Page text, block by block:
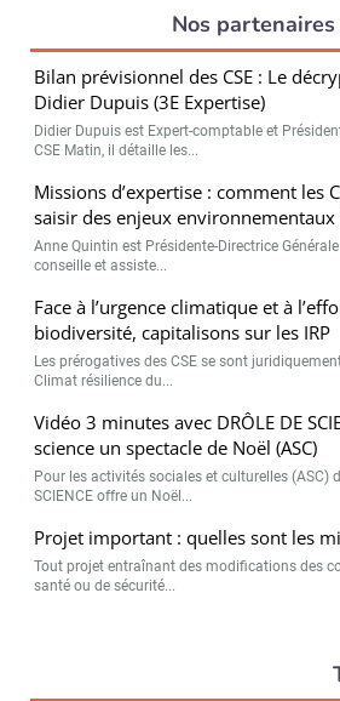
Nos
Bilan prévisionnel des CSE : Le
Didier Dupuis (3E Expertise)
Didier Dupuis est Expert-comptable et
CSE Matin, il détaille les...
Missions d’expertise : comment les
saisir des enjeux environnementaux
Anne Quintin est Présidente-Directrice
conseille et assiste...
Face à l’urgence climatique et à
biodiversité, capitalisons sur les IRP
Les prérogatives des CSE se sont
Climat résilience du...
Vidéo 3 minutes avec DRÔLE DE
science un spectacle de Noël (ASC)
Pour les activités sociales et culturelles (ASC)
SCIENCE offre un Noël...
Projet important : quelles sont les
Tout projet entraînant des modifications des
santé ou de sécurité...